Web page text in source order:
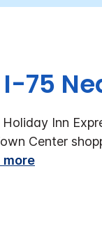
75
Inn
Center
more